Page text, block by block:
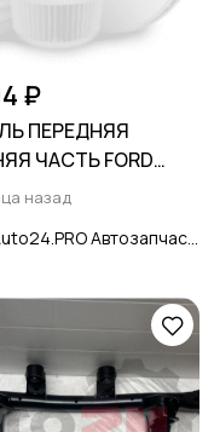
₽
ПЕРЕДНЯЯ
ЧАСТЬ FORD
2013-2019
назад
Auto24.PRO Автозапчасти